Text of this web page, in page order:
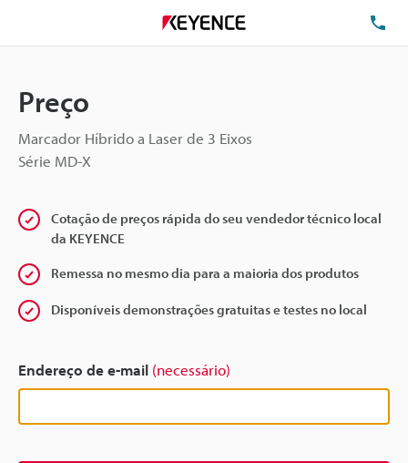
Preço
Marcador Híbrido a Laser de 3 Eixos
Série MD-X
Cotação de preços rápida do seu vendedor técnico local
da KEYENCE
Remessa no mesmo dia para a maioria dos produtos
Disponíveis demonstrações gratuitas e testes no local
Endereço de e-mail (necessário)